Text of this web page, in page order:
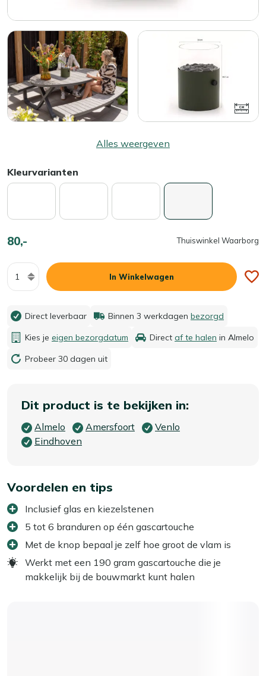
Alles weergeven
Kleurvarianten
80,- Thuiswinkel Waarborg
Aantal
In Winkelwagen
Direct leverbaar Binnen 3 werkdagen bezorgd
Kies je eigen bezorgdatum Direct af te halen in Almelo
Probeer 30 dagen uit
Dit product is te bekijken in:
Almelo Amersfoort
Venlo
Eindhoven
Voordelen en tips
Inclusief glas en kiezelstenen
5 tot 6 branduren op één gascartouche
Met de knop bepaal je zelf hoe groot de vlam is
Werkt met een 190 gram gascartouche die je
makkelijk bij de bouwmarkt kunt halen